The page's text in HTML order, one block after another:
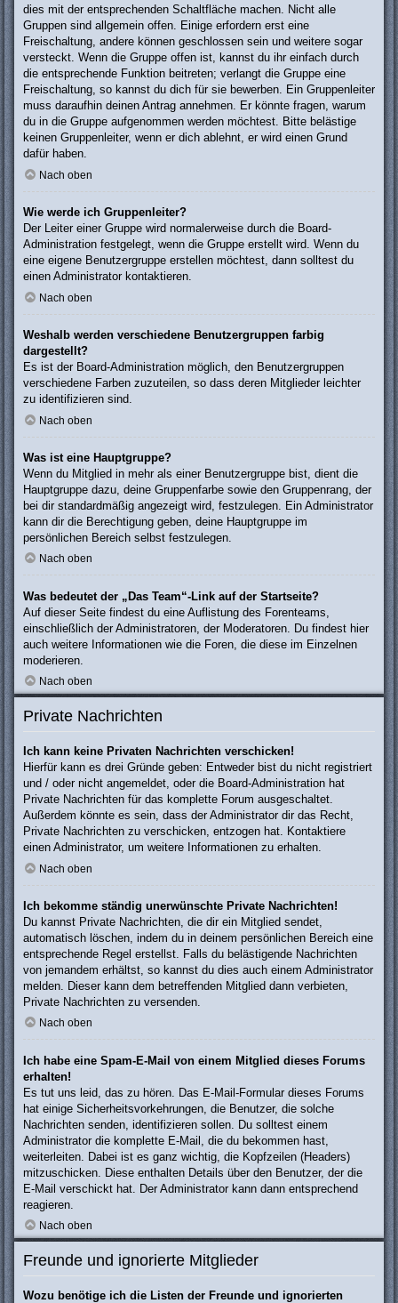
dies mit der entsprechenden Schaltfläche machen. Nicht alle
Gruppen sind allgemein offen. Einige erfordern erst eine
Freischaltung, andere können geschlossen sein und weitere sogar
versteckt. Wenn die Gruppe offen ist, kannst du ihr einfach durch
die entsprechende Funktion beitreten; verlangt die Gruppe eine
Freischaltung, so kannst du dich für sie bewerben. Ein Gruppenleiter
muss daraufhin deinen Antrag annehmen. Er könnte fragen, warum
du in die Gruppe aufgenommen werden möchtest. Bitte belästige
keinen Gruppenleiter, wenn er dich ablehnt, er wird einen Grund
dafür haben.
Nach oben
Wie werde ich Gruppenleiter?
Der Leiter einer Gruppe wird normalerweise durch die Board-
Administration festgelegt, wenn die Gruppe erstellt wird. Wenn du
eine eigene Benutzergruppe erstellen möchtest, dann solltest du
einen Administrator kontaktieren.
Nach oben
Weshalb werden verschiedene Benutzergruppen farbig
dargestellt?
Es ist der Board-Administration möglich, den Benutzergruppen
verschiedene Farben zuzuteilen, so dass deren Mitglieder leichter
zu identifizieren sind.
Nach oben
Was ist eine Hauptgruppe?
Wenn du Mitglied in mehr als einer Benutzergruppe bist, dient die
Hauptgruppe dazu, deine Gruppenfarbe sowie den Gruppenrang, der
bei dir standardmäßig angezeigt wird, festzulegen. Ein Administrator
kann dir die Berechtigung geben, deine Hauptgruppe im
persönlichen Bereich selbst festzulegen.
Nach oben
Was bedeutet der „Das Team“-Link auf der Startseite?
Auf dieser Seite findest du eine Auflistung des Forenteams,
einschließlich der Administratoren, der Moderatoren. Du findest hier
auch weitere Informationen wie die Foren, die diese im Einzelnen
moderieren.
Nach oben
Private Nachrichten
Ich kann keine Privaten Nachrichten verschicken!
Hierfür kann es drei Gründe geben: Entweder bist du nicht registriert
und / oder nicht angemeldet, oder die Board-Administration hat
Private Nachrichten für das komplette Forum ausgeschaltet.
Außerdem könnte es sein, dass der Administrator dir das Recht,
Private Nachrichten zu verschicken, entzogen hat. Kontaktiere
einen Administrator, um weitere Informationen zu erhalten.
Nach oben
Ich bekomme ständig unerwünschte Private Nachrichten!
Du kannst Private Nachrichten, die dir ein Mitglied sendet,
automatisch löschen, indem du in deinem persönlichen Bereich eine
entsprechende Regel erstellst. Falls du belästigende Nachrichten
von jemandem erhältst, so kannst du dies auch einem Administrator
melden. Dieser kann dem betreffenden Mitglied dann verbieten,
Private Nachrichten zu versenden.
Nach oben
Ich habe eine Spam-E-Mail von einem Mitglied dieses Forums
erhalten!
Es tut uns leid, das zu hören. Das E-Mail-Formular dieses Forums
hat einige Sicherheitsvorkehrungen, die Benutzer, die solche
Nachrichten senden, identifizieren sollen. Du solltest einem
Administrator die komplette E-Mail, die du bekommen hast,
weiterleiten. Dabei ist es ganz wichtig, die Kopfzeilen (Headers)
mitzuschicken. Diese enthalten Details über den Benutzer, der die
E-Mail verschickt hat. Der Administrator kann dann entsprechend
reagieren.
Nach oben
Freunde und ignorierte Mitglieder
Wozu benötige ich die Listen der Freunde und ignorierten